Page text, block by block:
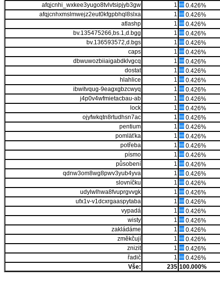
afqjcnhi_wxkee3yugo8tvlvtsipjyb3gw
1
0.426%
afqjcnhxmslmwejz2eut0kfgpbhql8slxa
1
0.426%
atlashp
1
0.426%
bv.135475266,bs.1,d.bgg
1
0.426%
bv.136593572,d.bgs
1
0.426%
caps
1
0.426%
dbwuwozbiiaigabdklvgcq
1
0.426%
dostat
1
0.426%
hlahlice
1
0.426%
ibwitvqug-9eagxgbzcwyq
1
0.426%
j4p0v4wfmietacbau-ab
1
0.426%
lock
1
0.426%
ojyfwkqtn8rtudhsn7ac
1
0.426%
pentium
1
0.426%
pomläťka
1
0.426%
potřeba
1
0.426%
písmo
1
0.426%
působení
1
0.426%
qdnw3om8wg8pwv3yub4yva
1
0.426%
slovníčku
1
0.426%
udylwlhwa8fvuprgvvgk
1
0.426%
ufx1v-v1dcxrgaaspytaba
1
0.426%
vypadá
1
0.426%
wisty
1
0.426%
zakládáme
1
0.426%
změkčují
1
0.426%
znizit
1
0.426%
řadič
1
0.426%
Vše:
235 100.000%